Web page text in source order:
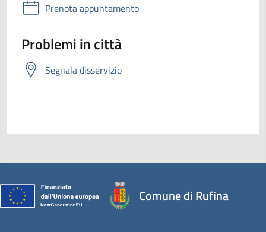
Prenota appuntamento
Problemi in città
Segnala disservizio
Comune di Rufina